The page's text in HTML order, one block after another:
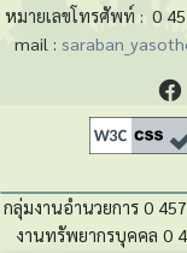
หมายเลขโทรศัพท์ : 0
mail :
กลุ่มงานอำนวยการ 0
งานทรัพยากรบุคคล 0